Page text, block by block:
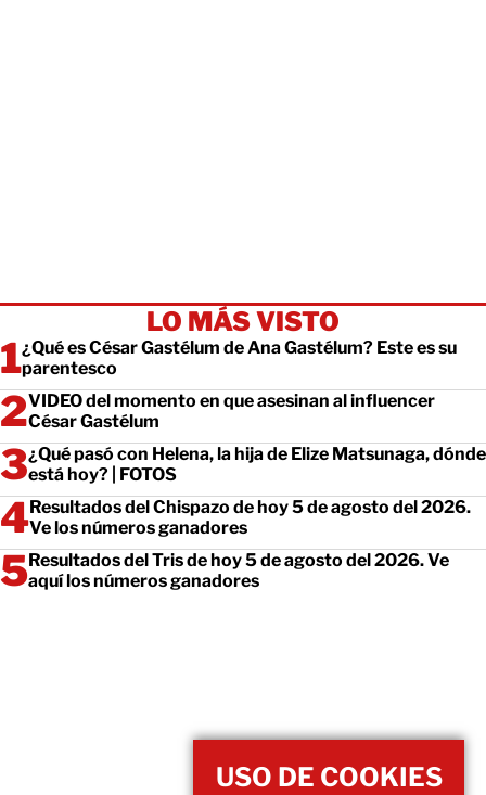
LO MÁS VISTO
¿Qué es César Gastélum de Ana Gastélum? Este es su
parentesco
VIDEO del momento en que asesinan al influencer
César Gastélum
¿Qué pasó con Helena, la hija de Elize Matsunaga, dónde
está hoy? | FOTOS
Resultados del Chispazo de hoy 5 de agosto del 2026.
Ve los números ganadores
Resultados del Tris de hoy 5 de agosto del 2026. Ve
aquí los números ganadores
USO DE COOKIES